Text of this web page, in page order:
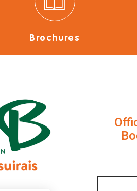
Brochures